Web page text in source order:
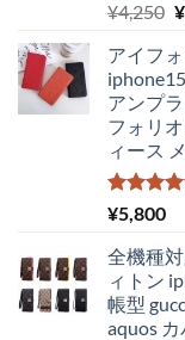
5段階中
5.00
の
¥4,250 ¥
アイフ
アンプ
フォリ
ィース
5段階中
5.00
¥5,800
全機種
ィトン
帳型
aquos